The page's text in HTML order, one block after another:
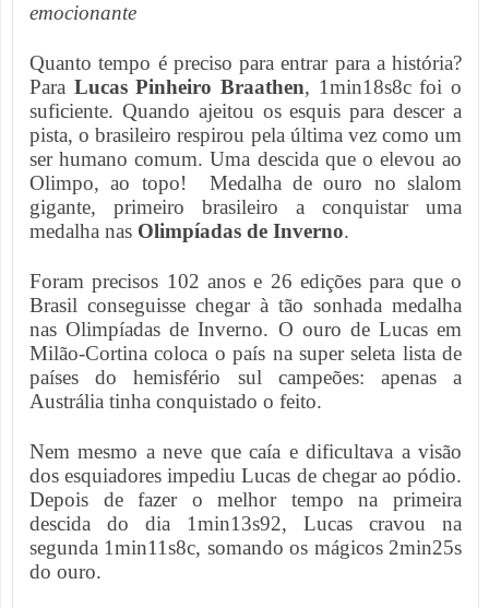
emocionante
Quanto tempo é preciso para entrar para a história?
Para Lucas Pinheiro Braathen, 1min18s8c foi o
suficiente. Quando ajeitou os esquis para descer a
pista, o brasileiro respirou pela última vez como um
ser humano comum. Uma descida que o elevou ao
Olimpo, ao topo! Medalha de ouro no slalom
gigante, primeiro brasileiro a conquistar uma
medalha nas Olimpíadas de Inverno.
Foram precisos 102 anos e 26 edições para que o
Brasil conseguisse chegar à tão sonhada medalha
nas Olimpíadas de Inverno. O ouro de Lucas em
Milão-Cortina coloca o país na super seleta lista de
países do hemisfério sul campeões: apenas a
Austrália tinha conquistado o feito.
Nem mesmo a neve que caía e dificultava a visão
dos esquiadores impediu Lucas de chegar ao pódio.
Depois de fazer o melhor tempo na primeira
descida do dia 1min13s92, Lucas cravou na
segunda 1min11s8c, somando os mágicos 2min25s
do ouro.